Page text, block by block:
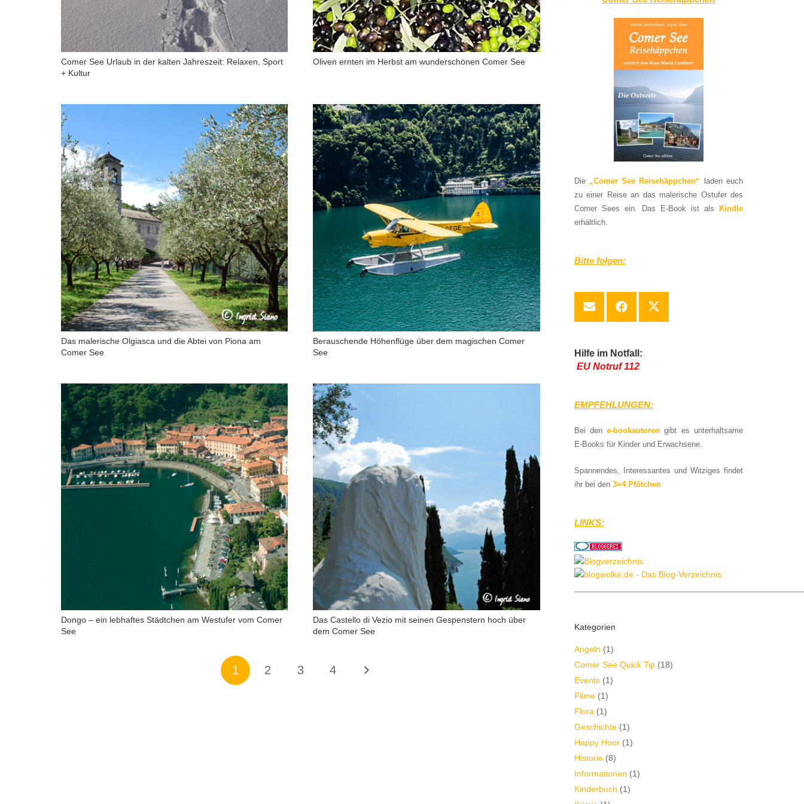
Comer See Urlaub in der kalten Jahreszeit: Relaxen, Sport
+ Kultur
Oliven ernten im Herbst am wunderschönen Comer See
Das malerische Olgiasca und die Abtei von Piona am
Comer See
Berauschende Höhenflüge über dem magischen Comer
See
Dongo – ein lebhaftes Städtchen am Westufer vom Comer
See
Das Castello di Vezio mit seinen Gespenstern hoch über
dem Comer See
1 2 3 4
Die „Comer See Reisehäppchen“ laden euch
zu einer Reise an das malerische Ostufer des
Comer Sees ein. Das E-Book ist als Kindle
erhältlich.
Bitte folgen:
Hilfe im Notfall:
EU Notruf 112
EMPFEHLUNGEN:
Bei dene-bookautorengibt es unterhaltsame
E-Books für Kinder und Erwachsene.
Spannendes, Interessantes und Witziges findet
ihr bei den3×4 Pfötchen
LINKS:
Kategorien
Angeln (1)
Comer See Quick Tip(18)
Events(1)
Filme(1)
Flora (1)
Geschichte(1)
Happy Hour(1)
Historie(8)
Informationen (1)
Kinderbuch (1)